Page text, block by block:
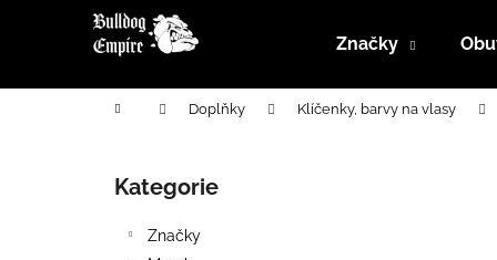
Značky
Domů Doplňky Klíčenky, barvy na vlasy
Přeskočit
kategorie
Kategorie
Značky
í
Zpět
do
Zpět
do